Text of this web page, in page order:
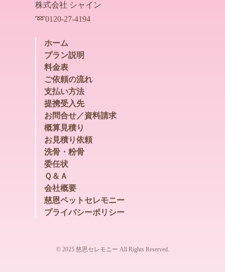
株式会社 シャイン
➿️0120-27-4194
ホーム
プラン説明
料金表
ご依頼の流れ
支払い方法
提携受入先
お問合せ／資料請求
概算見積り
お見積り依頼
洗骨・粉骨
委任状
Ｑ＆Ａ
会社概要
慈恩ペットセレモニー
プライバシーポリシー
© 2025 慈恩セレモニー All Rights Reserved.